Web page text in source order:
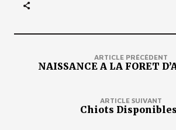
ARTICLE PRÉCÉDENT
NAISSANCE A LA FORET
ARTICLE SUIVANT
Chiots